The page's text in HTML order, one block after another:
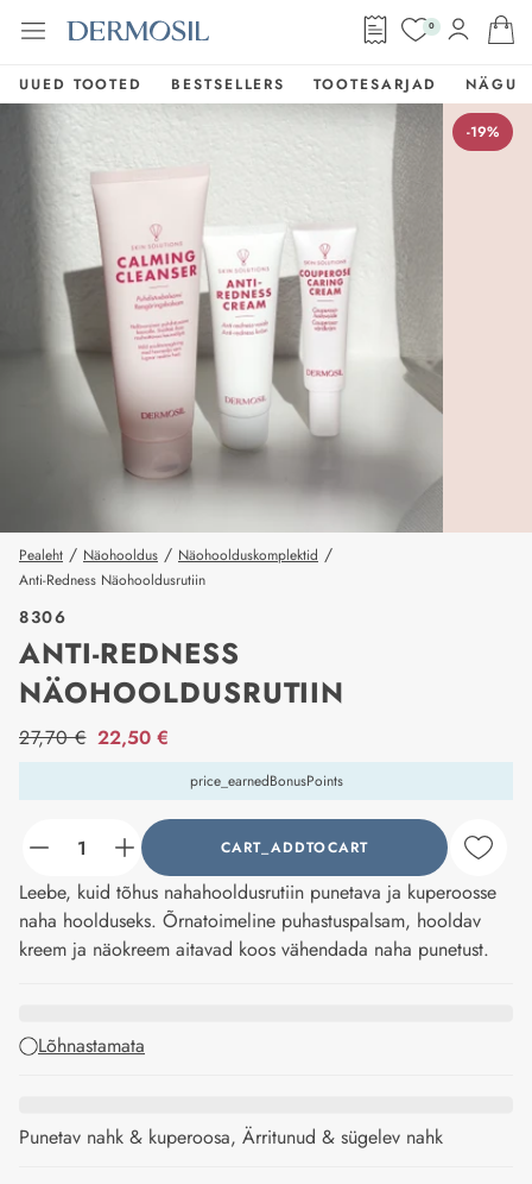
0
UUED TOOTED BESTSELLERS TOOTESARJAD NÄGU
-19%
Pealeht / Näohooldus / Näohoolduskomplektid /
Anti-Redness Näohooldusrutiin
8306
ANTI-REDNESS
NÄOHOOLDUSRUTIIN
price_label
27,70 € 22,50 €
price_earnedBonusPoints
counter_current CART_ADDTOCART
Leebe, kuid tõhus nahahooldusrutiin punetava ja kuperoosse
naha hoolduseks. Õrnatoimeline puhastuspalsam, hooldav
kreem ja näokreem aitavad koos vähendada naha punetust.
Lõhnastamata
Punetav nahk & kuperoosa, Ärritunud & sügelev nahk